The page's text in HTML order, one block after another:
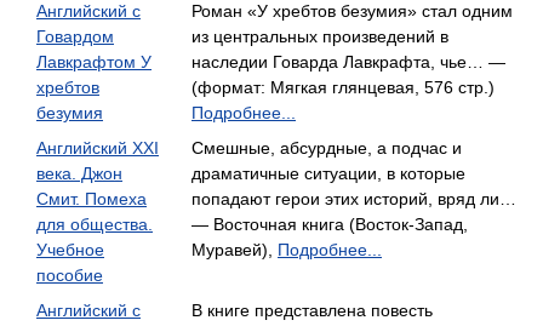
Английский с
Говардом
Лавкрафтом У
хребтов
безумия
Роман «У хребтов безумия» стал одним
из центральных произведений в
наследии Говарда Лавкрафта, чье… —
(формат: Мягкая глянцевая, 576 стр.)
Подробнее...
Английский XXI
века. Джон
Смит. Помеха
для общества.
Учебное
пособие
Смешные, абсурдные, а подчас и
драматичные ситуации, в которые
попадают герои этих историй, вряд ли…
— Восточная книга (Восток-Запад,
Муравей), Подробнее...
Английский с
В книге представлена повесть